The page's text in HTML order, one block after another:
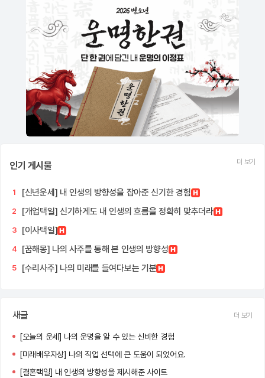
인기 게시물 더 보기
1 [신년운세] 내 인생의 방향성을 잡아준 신기한 경험
2 [개업택일] 신기하게도 내 인생의 흐름을 정확히 맞추더라
3 [이사택일]
4 [꿈해몽] 나의 사주를 통해 본 인생의 방향성
5 [수리사주] 나의 미래를 들여다보는 기분
새글 더 보기
[오늘의 운세] 나의 운명을 알 수 있는 신비한 경험
[미래배우자상] 나의 직업 선택에 큰 도움이 되었어요.
[결혼택일] 내 인생의 방향성을 제시해준 사이트